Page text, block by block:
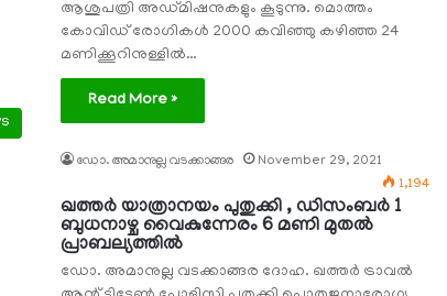
ആശുപത്രി അഡ്മിഷനുകളും കൂടുന്നു. മൊത്തം
കോവിഡ് രോഗികള്‍ 2000 കവിഞ്ഞു കഴിഞ്ഞ 24
മണിക്കൂറിനുള്ളില്‍…
Read More »
ഡോ. അമാനുല്ല വടക്കാങ്ങര
November 29, 2021
1,194
ഖത്തര്‍ യാത്രാനയം പുതുക്കി , ഡിസംബര്‍ 1
ബുധനാഴ്ച വൈകുന്നേരം 6 മണി മുതല്‍
പ്രാബല്യത്തില്‍
ഡോ. അമാനുല്ല വടക്കാങ്ങര ദോഹ. ഖത്തര്‍ ട്രാവല്‍